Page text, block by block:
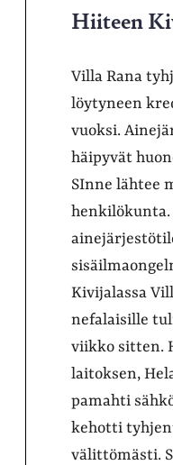
Hiiteen
Villa Rana
löytyneen
vuoksi.
häipyvät
SInne lähtee
henkilökunta.
Kivijalassa
nefalaisille
viikko sitten.
laitoksen,
pamahti
kehotti
välittömästi.